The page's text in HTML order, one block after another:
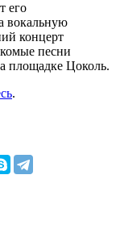
его
вокальную
концерт
песни
площадке Цоколь.
.